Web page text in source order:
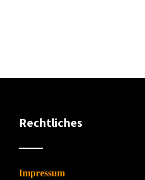
Rechtliches
Impressum